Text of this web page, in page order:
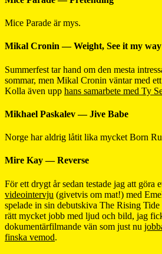
Mice Parade är mys.
Mikal Cronin — Weight, See it my
Summerfest tar hand om den mesta
sommar, men Mikal Cronin väntar med
Kolla även upp hans samarbete med Ty
Mikhael Paskalev — Jive Babe
Norge har aldrig låtit lika mycket Born
Mire Kay — Reverse
För ett drygt år sedan testade jag att göra
videointervju (givetvis om mat!) med
spelade in sin debutskiva The Rising
rätt mycket jobb med ljud och bild, jag
dokumentärfilmande vän som just nu
finska vemod.